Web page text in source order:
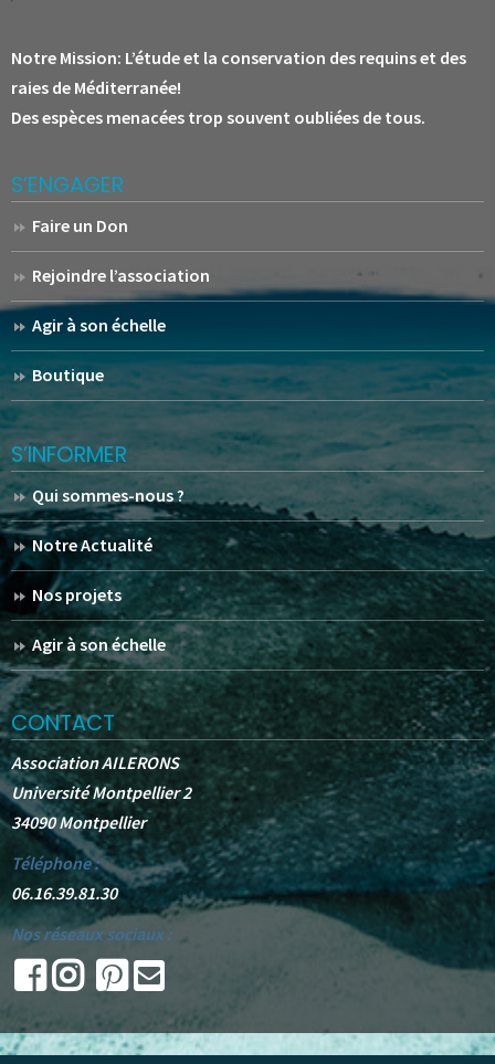
Notre Mission: L’étude et la conservation des requins et des
raies de Méditerranée!
Des espèces menacées trop souvent oubliées de tous.
S’ENGAGER
Faire un Don
Rejoindre l’association
Agir à son échelle
Boutique
S’INFORMER
Qui sommes-nous ?
Notre Actualité
Nos projets
Agir à son échelle
CONTACT
Association AILERONS
Université Montpellier 2
34090 Montpellier
Téléphone :
06.16.39.81.30
Nos réseaux sociaux :